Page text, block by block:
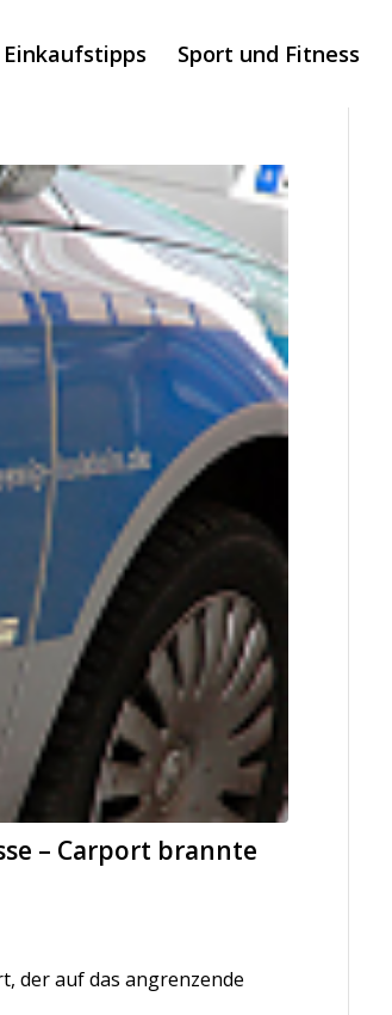
Einkaufstipps Sport und Fitness
– Carport brannte
der auf das angrenzende